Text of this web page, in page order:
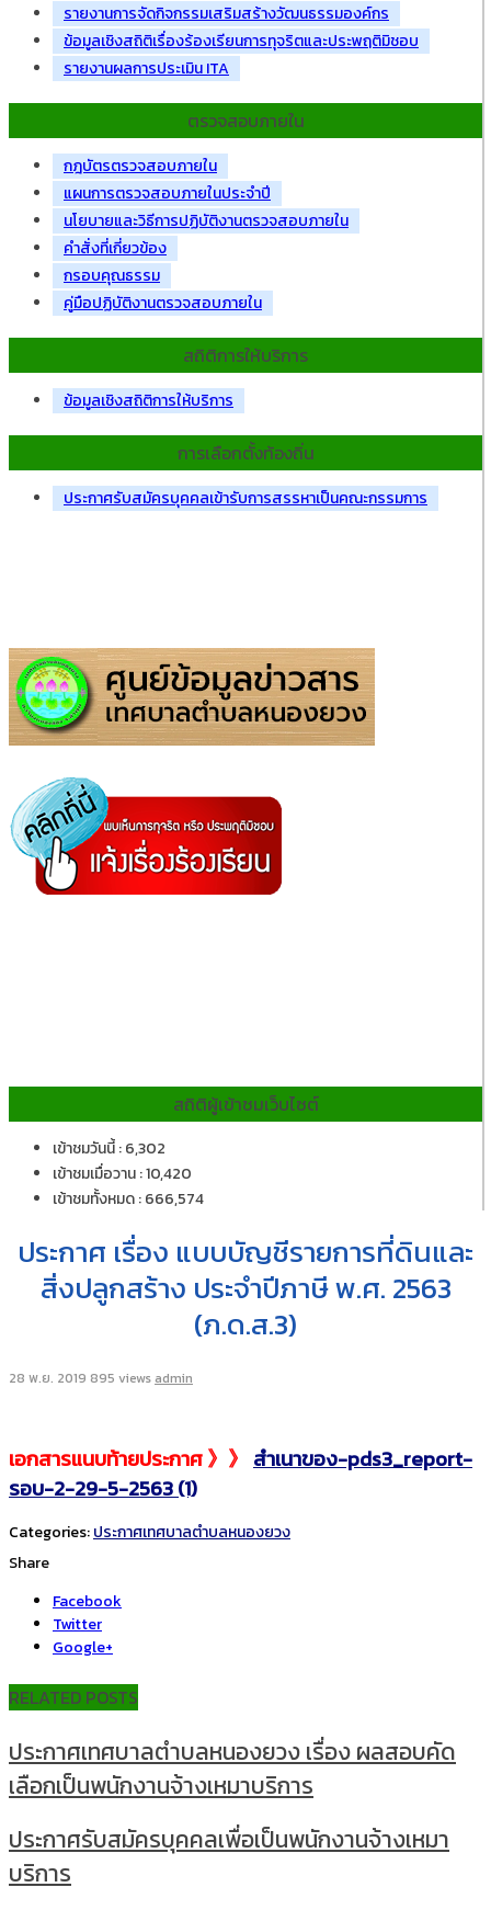
รายงานการจัดกิจกรรมเสริมสร้างวัฒนธรรมองค์กร
ข้อมูลเชิงสถิติเรื่องร้องเรียนการทุจริตและประพฤติมิชอบ
รายงานผลการประเมิน ITA
ตรวจสอบภายใน
กฎบัตรตรวจสอบภายใน
แผนการตรวจสอบภายในประจำปี
นโยบายและวิธีการปฏิบัติงานตรวจสอบภายใน
คำสั่งที่เกี่ยวข้อง
กรอบคุณธรรม
คู่มือปฏิบัติงานตรวจสอบภายใน
สถิติการให้บริการ
ข้อมูลเชิงสถิติการให้บริการ
การเลือกตั้งท้องถิ่น
ประกาศรับสมัครบุคคลเข้ารับการสรรหาเป็นคณะกรรมการ
สถิติผู้เข้าชมเว็บไซต์
เข้าชมวันนี้ : 6,302
เข้าชมเมื่อวาน : 10,420
เข้าชมทั้งหมด : 666,574
ประกาศ เรื่อง แบบบัญชีรายการที่ดินและ
สิ่งปลูกสร้าง ประจำปีภาษี พ.ศ. 2563
(ภ.ด.ส.3)
28 พ.ย. 2019 895 views admin
เอกสารแนบท้ายประกาศ 》》 สำเนาของ-pds3_report-
รอบ-2-29-5-2563 (1)
Categories:ประกาศเทศบาลตำบลหนองยวง
Share
Facebook
Twitter
Google+
RELATED POSTS
ประกาศเทศบาลตำบลหนองยวง เรื่อง ผลสอบคัด
เลือกเป็นพนักงานจ้างเหมาบริการ
ประกาศรับสมัครบุคคลเพื่อเป็นพนักงานจ้างเหมา
บริการ